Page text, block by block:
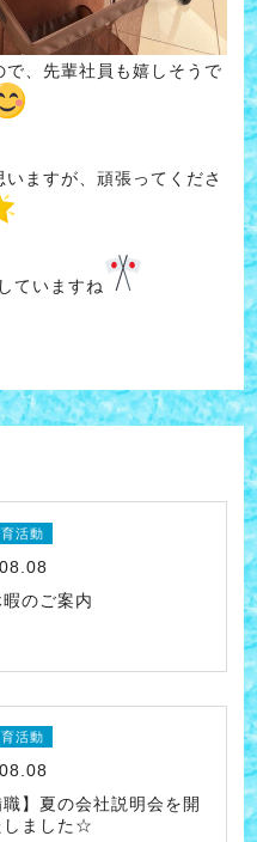
、先輩社員も嬉しそうで
ますが、頑張ってくださ
ていますね
活動
のご案内
活動
職】夏の会社説明会を開
しました☆